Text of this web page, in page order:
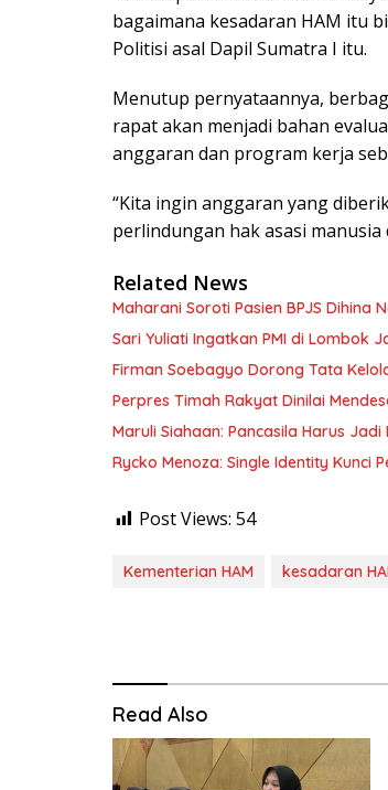
bagaimana kesadaran HAM itu
Politisi asal Dapil Sumatra I itu.
Menutup pernyataannya,
rapat akan menjadi bahan
anggaran dan program kerja
“Kita ingin anggaran yang
perlindungan hak asasi
Related News
Maharani Soroti Pasien BPJS Dihina
Sari Yuliati Ingatkan PMI di Lombok
Firman Soebagyo Dorong Tata
Perpres Timah Rakyat Dinilai
Maruli Siahaan: Pancasila Harus
Rycko Menoza: Single Identity Kunci
Post Views: 54
Kementerian HAM kesadaran
Read Also